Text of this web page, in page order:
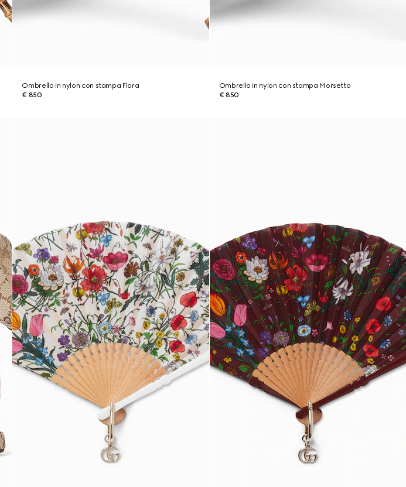
Ombrello in nylon con stampa Flora
€ 850
Ombrello in nylon con stampa Morsetto
€ 850